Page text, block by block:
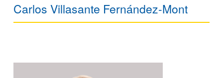
Carlos Villasante Fernández-Mont